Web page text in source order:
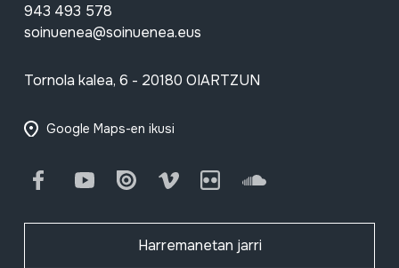
943 493 578
soinuenea@soinuenea.eus
Tornola kalea, 6 - 20180 OIARTZUN
Google Maps-en ikusi
FacebookYoutube Issuu Vimeo Flickr SoundCloud
Harremanetan jarri